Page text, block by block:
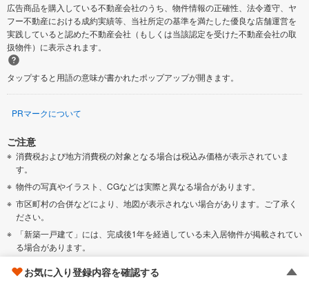
広告商品を購入している不動産会社のうち、物件情報の正確性、法令遵守、ヤ
フー不動産における成約実績等、当社所定の基準を満たした優良な店舗運営を
実践していると認めた不動産会社（もしくは当該認定を受けた不動産会社の取
扱物件）に表示されます。
タップすると用語の意味が書かれたポップアップが開きます。
PRマークについて
ご注意
消費税および地方消費税の対象となる場合は税込み価格が表示されていま
す。
物件の写真やイラスト、CGなどは実際と異なる場合があります。
市区町村の合併などにより、地図が表示されない場合があります。ご了承く
ださい。
「新築一戸建て」には、完成後1年を経過している未入居物件が掲載されてい
る場合があります。
項目もあります。各問い合わせ先にご確認ください。
お気に入り登録内容を確認する